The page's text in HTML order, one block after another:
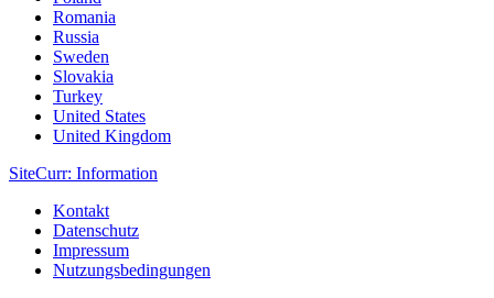
Romania
Russia
Sweden
Slovakia
Turkey
United States
United Kingdom
SiteCurr: Information
Kontakt
Datenschutz
Impressum
Nutzungsbedingungen